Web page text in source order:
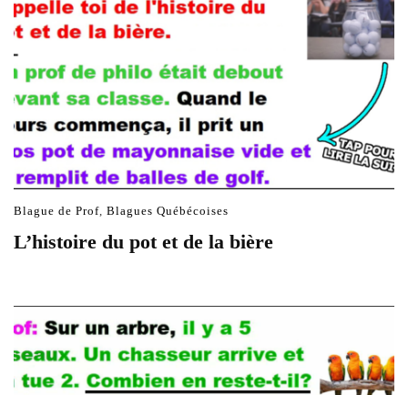
Blague de Prof, Blagues Québécoises
L’histoire du pot et de la bière